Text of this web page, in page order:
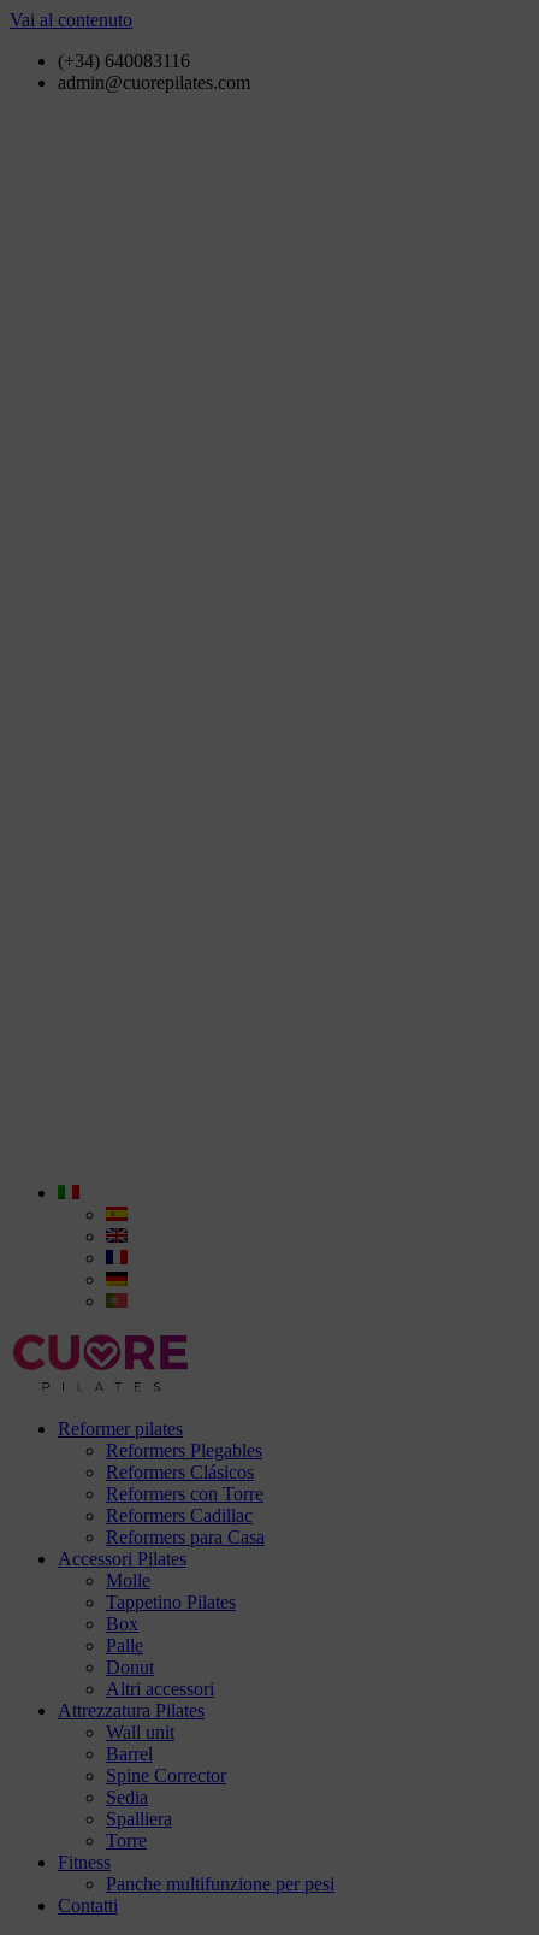
Vai al contenuto
(+34) 640083116
admin@cuorepilates.com
Reformer pilates
Reformers Plegables
Reformers Clásicos
Reformers con Torre
Reformers Cadillac
Reformers para Casa
Accessori Pilates
Molle
Tappetino Pilates
Box
Palle
Donut
Altri accessori
Attrezzatura Pilates
Wall unit
Barrel
Spine Corrector
Sedia
Spalliera
Torre
Fitness
Panche multifunzione per pesi
Contatti